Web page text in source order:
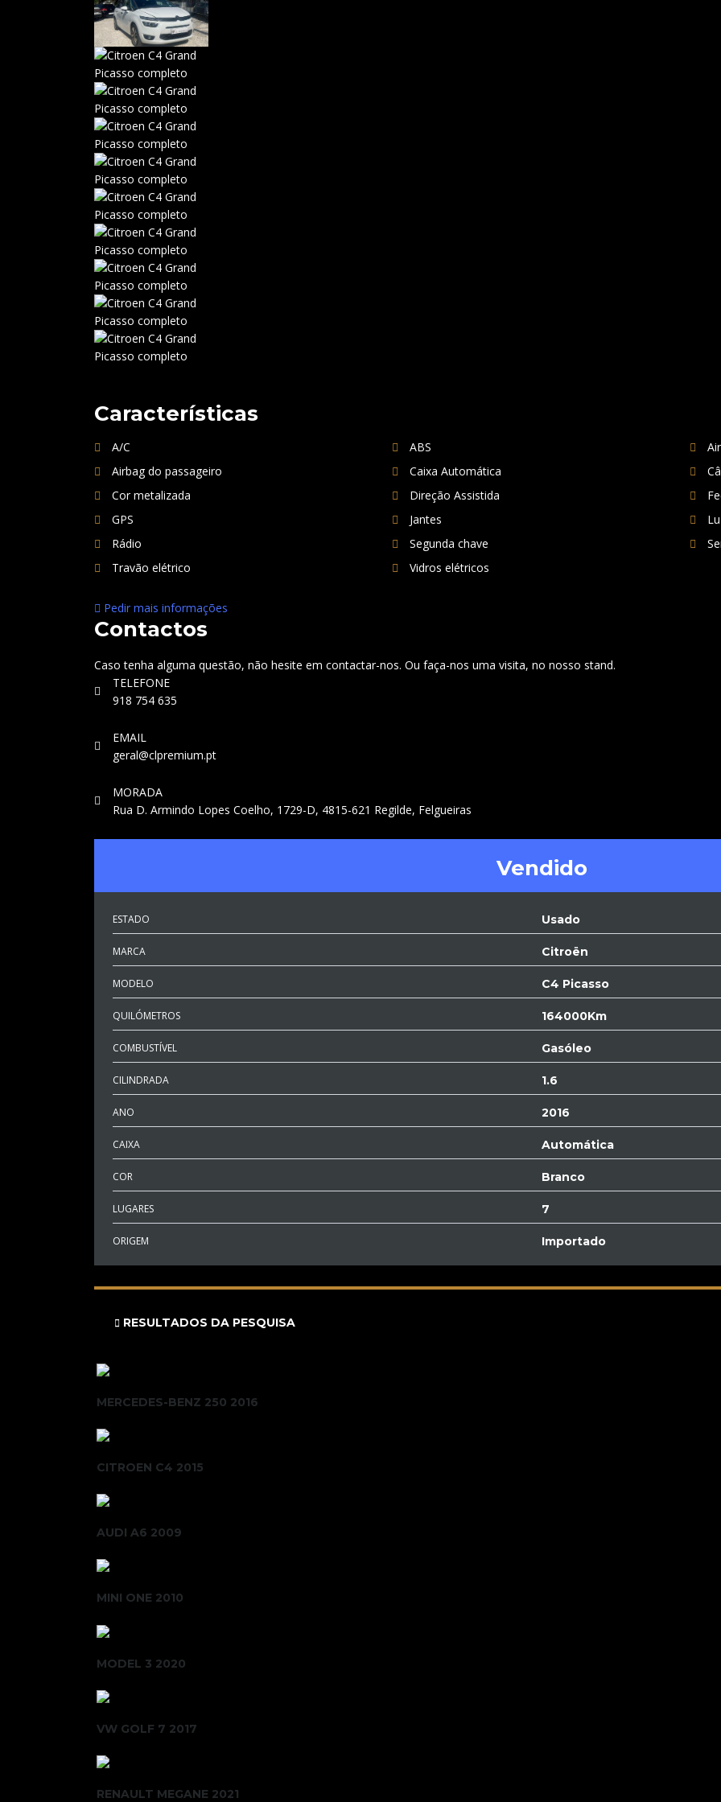
Características
A/C ABS
Airbag do passageiro
Caixa Automática
Cor metalizada
Direção Assistida
GPS
Jantes
Rádio
Segunda chave
Travão elétrico
Vidros elétricos
Pedir mais informações
Contactos
Caso tenha alguma questão, não hesite em contactar-nos. Ou faça-nos uma visita, no nosso stand.
TELEFONE
918 754 635
EMAIL
geral@clpremium.pt
MORADA
Rua D. Armindo Lopes Coelho, 1729-D, 4815-621 Regilde, Felgueiras
Vendido
ESTADO Usado
MARCA Citroën
MODELO C4 Picasso
QUILÓMETROS 164000Km
COMBUSTÍVEL Gasóleo
CILINDRADA 1.6
ANO 2016
CAIXA Automática
COR Branco
LUGARES 7
ORIGEM Importado
RESULTADOS DA PESQUISA
MERCEDES-BENZ 250 2016
CITROEN C4 2015
AUDI A6 2009
MINI ONE 2010
MODEL 3 2020
VW GOLF 7 2017
RENAULT MEGANE 2021